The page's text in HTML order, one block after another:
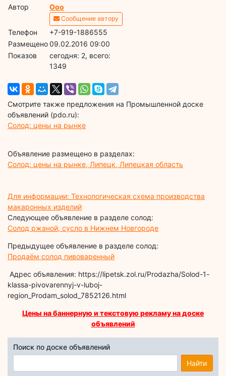
Автор
Ооо
Сообщение автору
Телефон
+7-919-1886555
Размещено09.02.2016 09:00
Показов
cегодня: 2, всего:
1349
Смотрите также предложения на Промышленной доске
объявлений (pdo.ru):
Солод: цены на рынке
Объявление размещено в разделах:
Солод: цены на рынке, Липецк, Липецкая область
Для информации: Технологическая схема производства
макаронных изделий
Следующее объявление в разделе солод:
Солод ржаной, сусло в Нижнем Новгороде
Предыдущее объявление в разделе солод:
Продаём солод пивоваренный
Адрес объявления: https://lipetsk.zol.ru/Prodazha/Solod-1-
klassa-pivovarennyj-v-luboj-
region_Prodam_solod_7852126.html
Цены на баннерную и текстовую рекламу на доске
объявлений
Поиск по доске объявлений
Найти